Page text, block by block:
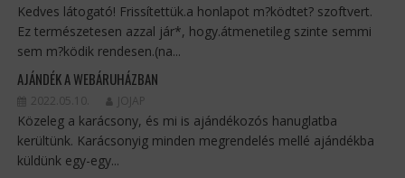
Kedves látogató! Frissítettük.a honlapot m?ködtet? szoftvert.
Ez természetesen azzal jár*, hogy.átmenetileg szinte semmi
sem m?ködik rendesen.(na...
AJÁNDÉK A WEBÁRUHÁZBAN
2022.05.10. JOJAP
Közeleg a karácsony, és mi is ajándékozós hanuglatba
kerültünk. Karácsonyig minden megrendelés mellé ajándékba
küldünk egy-egy...